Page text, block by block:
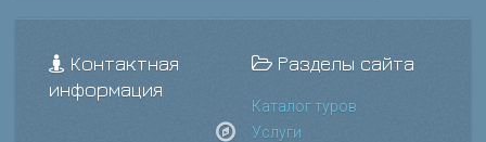
Контактная
информация
Разделы сайта
Каталог туров
Услуги